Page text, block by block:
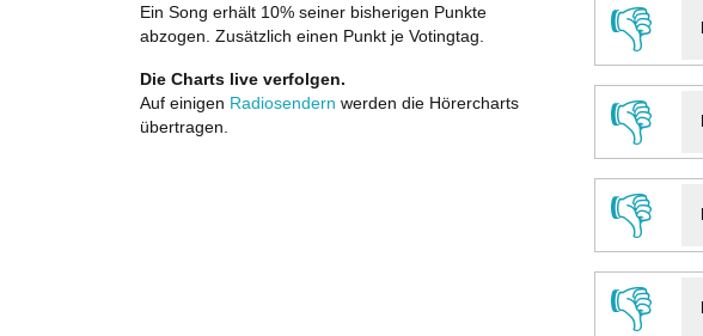
👎
👎
👎
👎
Ein Song erhält 10% seiner bisherigen Punkte
abzogen. Zusätzlich einen Punkt je Votingtag.
Die Charts live verfolgen.
Auf einigen Radiosendern werden die Hörercharts
übertragen.